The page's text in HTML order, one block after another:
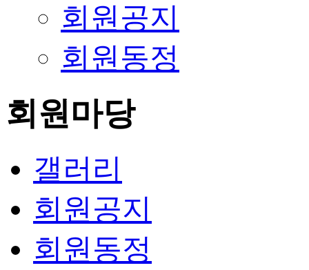
회원공지
회원동정
회원마당
갤러리
회원공지
회원동정